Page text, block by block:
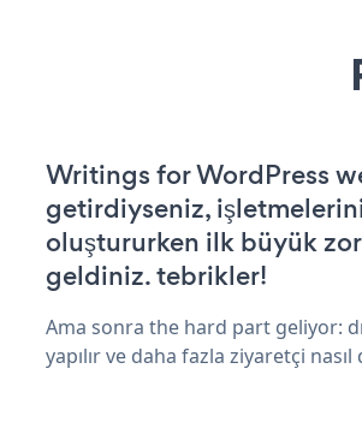
Writings for WordPress
getirdiyseniz,
oluştururken ilk büyük
geldiniz. tebrikler!
Ama sonra the hard part geliyor:
yapılır ve daha fazla ziyaretçi